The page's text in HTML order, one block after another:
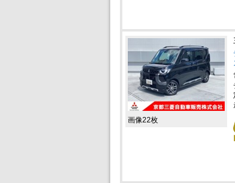
画像22枚